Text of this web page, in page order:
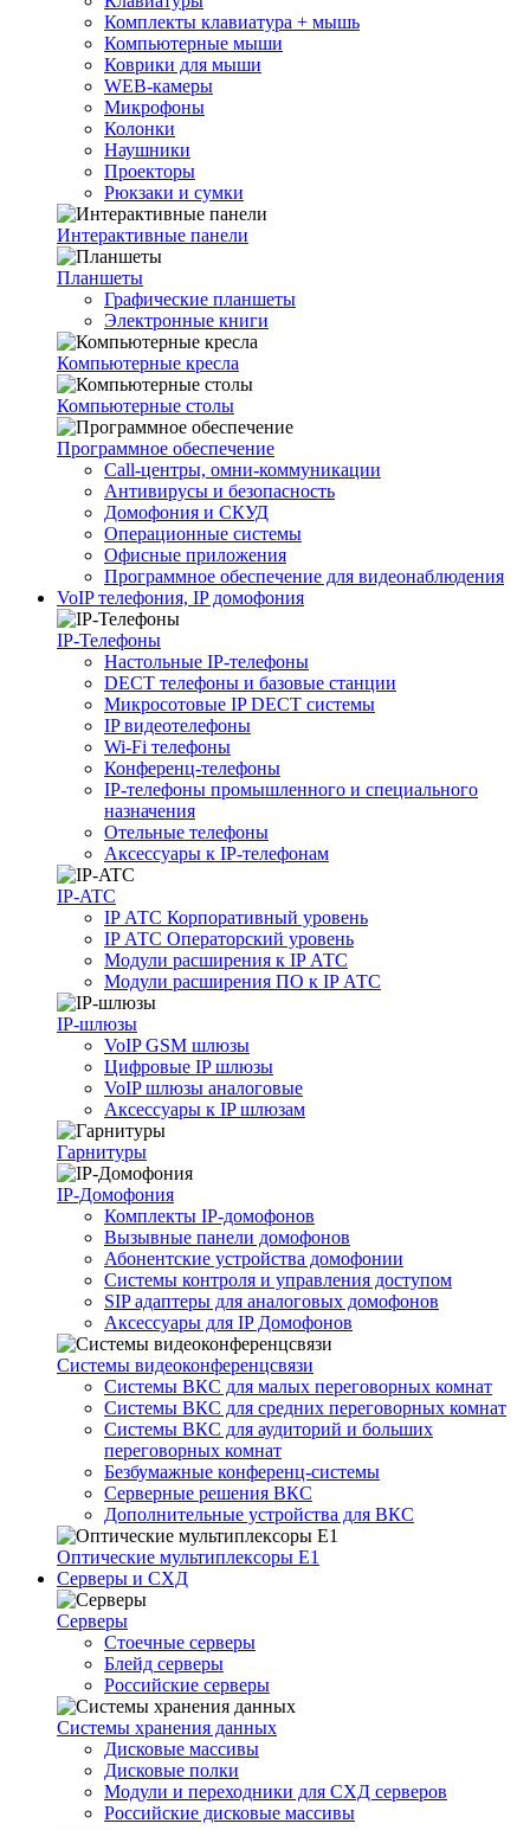
Комплекты клавиатура + мышь
Компьютерные мыши
Коврики для мыши
WEB-камеры
Микрофоны
Колонки
Наушники
Проекторы
Рюкзаки и сумки
Интерактивные панели
Планшеты
Графические планшеты
Электронные книги
Компьютерные кресла
Компьютерные столы
Программное обеспечение
Call-центры, омни-коммуникации
Антивирусы и безопасность
Домофония и СКУД
Операционные системы
Офисные приложения
Программное обеспечение для видеонаблюдения
VoIP телефония, IP домофония
IP-Телефоны
Настольные IP-телефоны
DECT телефоны и базовые станции
Микросотовые IP DECT системы
IP видеотелефоны
Wi-Fi телефоны
Конференц-телефоны
IP-телефоны промышленного и специального
назначения
Отельные телефоны
Аксессуары к IP-телефонам
IP-ATC
IP АТС Корпоративный уровень
IP АТС Операторский уровень
Модули расширения к IP АТС
Модули расширения ПО к IP АТС
IP-шлюзы
VoIP GSM шлюзы
Цифровые IP шлюзы
VoIP шлюзы аналоговые
Аксессуары к IP шлюзам
Гарнитуры
IP-Домофония
Комплекты IP-домофонов
Вызывные панели домофонов
Абонентские устройства домофонии
Системы контроля и управления доступом
SIP адаптеры для аналоговых домофонов
Аксессуары для IP Домофонов
Системы видеоконференцсвязи
Системы ВКС для малых переговорных комнат
Системы ВКС для средних переговорных комнат
Системы ВКС для аудиторий и больших
переговорных комнат
Безбумажные конференц-системы
Серверные решения ВКС
Дополнительные устройства для ВКС
Оптические мультиплексоры Е1
Серверы и СХД
Серверы
Стоечные серверы
Блейд серверы
Российские серверы
Системы хранения данных
Дисковые массивы
Дисковые полки
Модули и переходники для СХД серверов
Российские дисковые массивы